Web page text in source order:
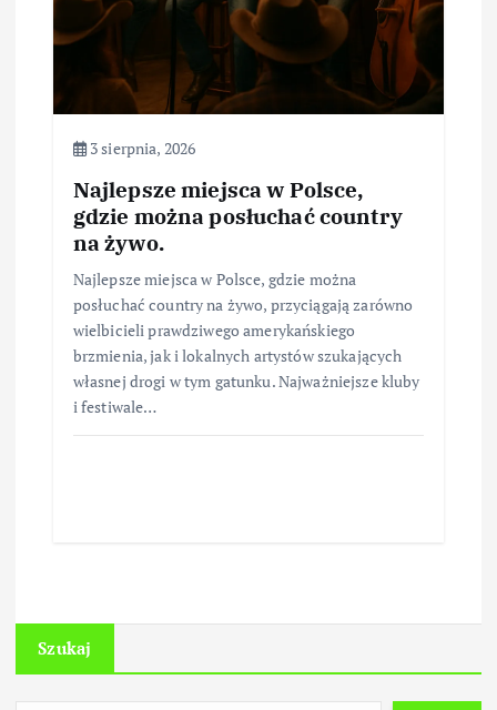
3 sierpnia, 2026
Najlepsze miejsca w Polsce,
gdzie można posłuchać country
na żywo.
Najlepsze miejsca w Polsce, gdzie można
posłuchać country na żywo, przyciągają zarówno
wielbicieli prawdziwego amerykańskiego
brzmienia, jak i lokalnych artystów szukających
własnej drogi w tym gatunku. Najważniejsze kluby
i festiwale…
Szukaj